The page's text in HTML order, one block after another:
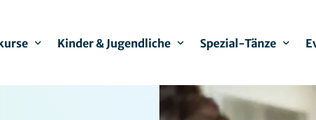
Herne
Kinder & Jugendliche
Kindertanzen 3-5 Jahre
Kindertanzen 6-12 Jahre
Spezial-Tänze
Zumba
Seniorentanz